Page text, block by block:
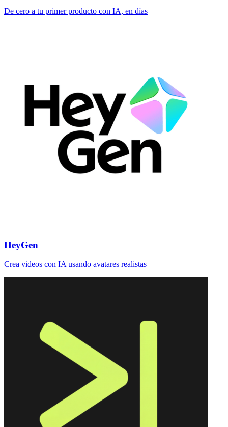
De cero a tu primer producto con IA, en días
HeyGen
Crea videos con IA usando avatares realistas